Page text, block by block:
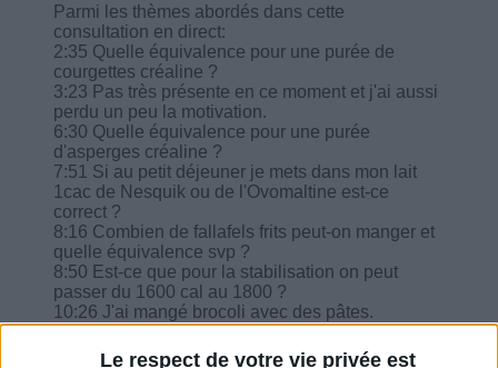
Le respect de votre vie privée est
Parmi les thèmes abordés dans cette
consultation en direct:
2:35 Quelle équivalence pour une purée de
courgettes créaline ?
3:23 Pas très présente en ce moment et j'ai aussi
perdu un peu la motivation.
6:30 Quelle équivalence pour une purée
d'asperges créaline ?
7:51 Si au petit déjeuner je mets dans mon lait
1cac de Nesquik ou de l'Ovomaltine est-ce
correct ?
8:16 Combien de fallafels frits peut-on manger et
quelle équivalence svp ?
8:50 Est-ce que pour la stabilisation on peut
passer du 1600 cal au 1800 ?
10:26 J'ai mangé brocoli avec des pâtes.
10:38 Je suis en 1ere semaine et je pars en
congé se soir, on m'a dit de ne plus suivre le